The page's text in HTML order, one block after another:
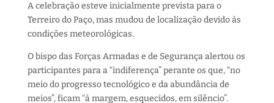
A celebração esteve inicialmente prevista para o
Terreiro do Paço, mas mudou de localização devido às
condições meteorológicas.
O bispo das Forças Armadas e de Segurança alertou os
participantes para a “indiferença” perante os que, “no
meio do progresso tecnológico e da abundância de
meios”, ficam “à margem, esquecidos, em silêncio”.